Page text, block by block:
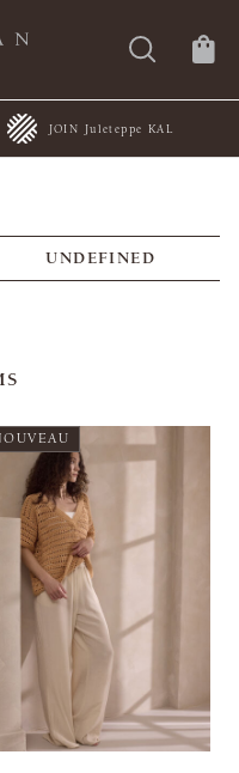
JOIN Juleteppe KAL
UNDEFINED